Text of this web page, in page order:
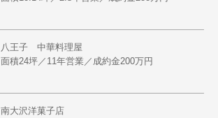
八王子 中華料理屋
面積24坪／11年営業／成約金200万円
南大沢洋菓子店